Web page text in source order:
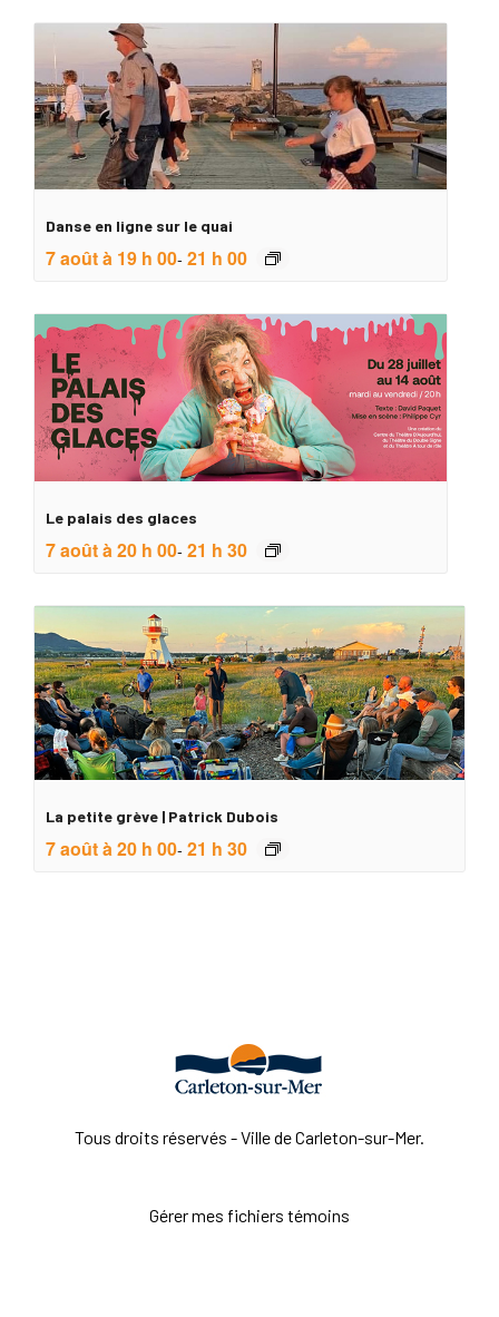
Danse en ligne sur le quai
7 août à 19 h 00- 21 h 00
Le palais des glaces
7 août à 20 h 00- 21 h 30
La petite grève | Patrick Dubois
7 août à 20 h 00- 21 h 30
Tous droits réservés - Ville de Carleton-sur-Mer.
Gérer mes fichiers témoins